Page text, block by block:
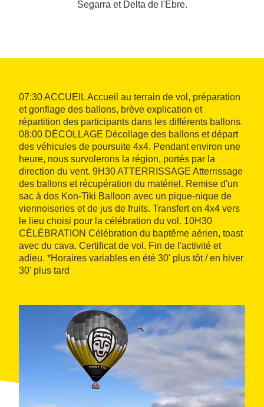
Segarra et Delta de l'Ebre.
07:30 ACCUEIL Accueil au terrain de vol, préparation
et gonflage des ballons, brève explication et
répartition des participants dans les différents ballons.
08:00 DÉCOLLAGE Décollage des ballons et départ
des véhicules de poursuite 4x4. Pendant environ une
heure, nous survolerons la région, portés par la
direction du vent. 9H30 ATTERRISSAGE Atterrissage
des ballons et récupération du matériel. Remise d'un
sac à dos Kon-Tiki Balloon avec un pique-nique de
viennoiseries et de jus de fruits. Transfert en 4x4 vers
le lieu choisi pour la célébration du vol. 10H30
CÉLÉBRATION Célébration du baptême aérien, toast
avec du cava. Certificat de vol. Fin de l'activité et
adieu. *Horaires variables en été 30' plus tôt / en hiver
30' plus tard